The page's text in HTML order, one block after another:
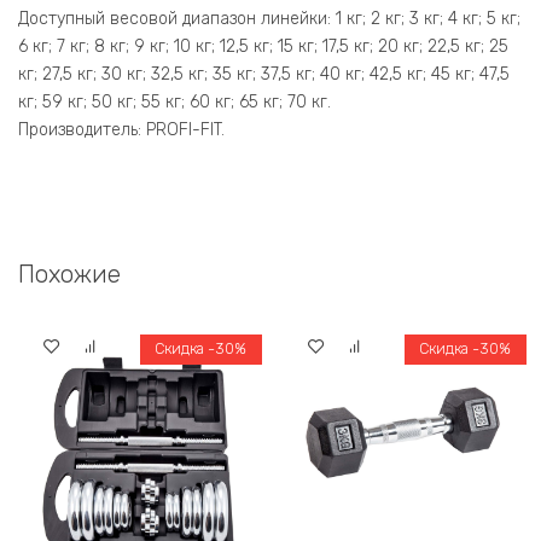
Доступный весовой диапазон линейки: 1 кг; 2 кг; 3 кг; 4 кг; 5 кг;
6 кг; 7 кг; 8 кг; 9 кг; 10 кг; 12,5 кг; 15 кг; 17,5 кг; 20 кг; 22,5 кг; 25
кг; 27,5 кг; 30 кг; 32,5 кг; 35 кг; 37,5 кг; 40 кг; 42,5 кг; 45 кг; 47,5
кг; 59 кг; 50 кг; 55 кг; 60 кг; 65 кг; 70 кг.
Производитель: PROFI-FIT.
Похожие
Скидка -30% Скидка -30%